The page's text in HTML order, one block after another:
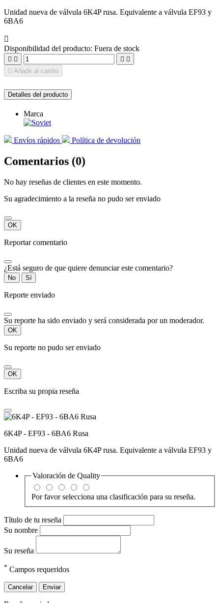
Unidad nueva de válvula 6K4P rusa. Equivalente a válvula EF93 y
6BA6

Disponibilidad del producto: Fuera de stock
   
 Añadir al carrito
Detalles del producto
Marca
Envíos rápidos Política de devolución
Comentarios (0)
No hay reseñas de clientes en este momento.
Su agradecimiento a la reseña no pudo ser enviado
OK
Reportar comentario
¿Está seguro de que quiere denunciar este comentario?
No Sí
Reporte enviado
Su reporte ha sido enviado y será considerada por un moderador.
OK
Su reporte no pudo ser enviado
OK
Escriba su propia reseña
6K4P - EF93 - 6BA6 Rusa
Unidad nueva de válvula 6K4P rusa. Equivalente a válvula EF93 y
6BA6
Valoración de Quality
Por favor selecciona una clasificación para su reseña.
Título de tu reseña
Su nombre
Su reseña
* Campos requeridos
Cancelar Enviar